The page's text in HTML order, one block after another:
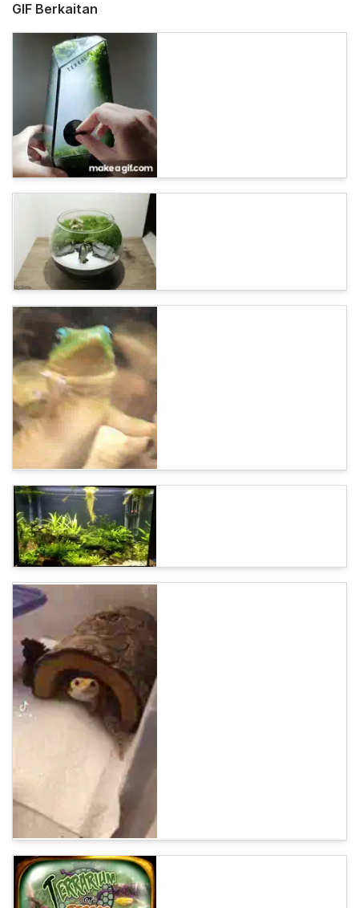
GIF Berkaitan